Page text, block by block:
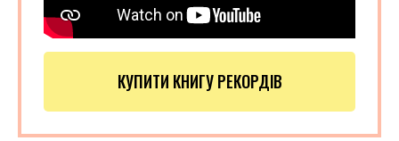
КУПИТИ КНИГУ РЕКОРДІВ